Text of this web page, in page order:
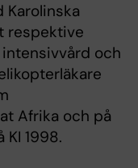
Karolinska
respektive
och
Afrika och på
1998.